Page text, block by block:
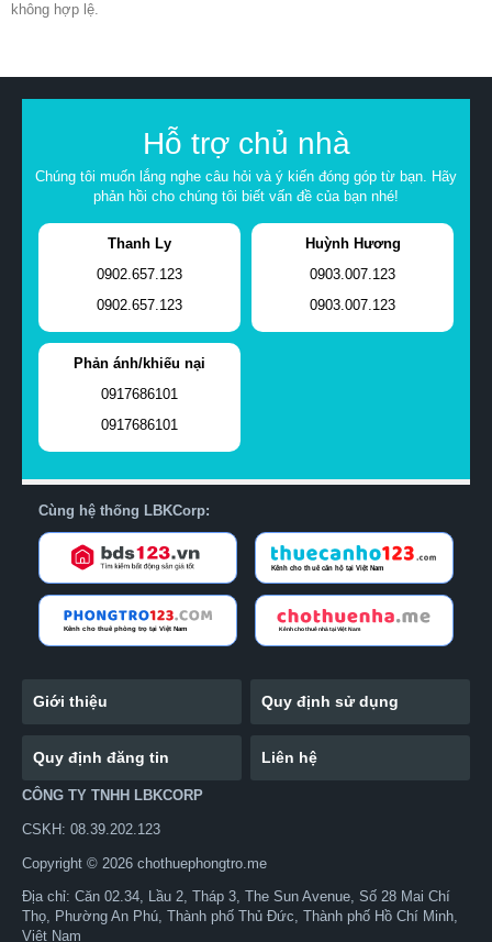
không hợp lệ.
Hỗ trợ chủ nhà
Chúng tôi muốn lắng nghe câu hỏi và ý kiến đóng góp từ bạn. Hãy
phản hồi cho chúng tôi biết vấn đề của bạn nhé!
Thanh Ly
0902.657.123
0902.657.123
Huỳnh Hương
0903.007.123
0903.007.123
Phản ánh/khiếu nại
0917686101
0917686101
Cùng hệ thống LBKCorp:
Giới thiệu Quy định sử dụng
Quy định đăng tin Liên hệ
CÔNG TY TNHH LBKCORP
CSKH: 08.39.202.123
Copyright © 2026 chothuephongtro.me
Địa chỉ: Căn 02.34, Lầu 2, Tháp 3, The Sun Avenue, Số 28 Mai Chí
Thọ, Phường An Phú, Thành phố Thủ Đức, Thành phố Hồ Chí Minh,
Việt Nam